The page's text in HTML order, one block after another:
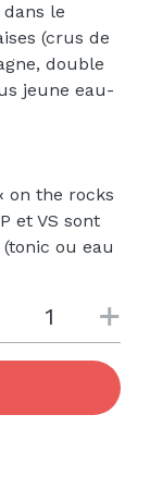
le
(crus de
double
jeune eau-
on the rocks
et VS sont
ou eau